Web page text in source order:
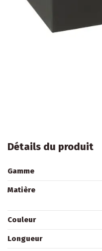
Détails du produit
Gamme
Matière
Couleur
Longueur